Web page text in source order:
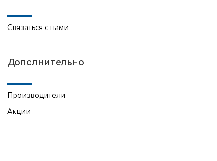
Связаться с нами
Дополнительно
Производители
Акции